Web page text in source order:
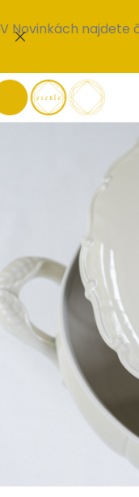
V Novinkách najdete